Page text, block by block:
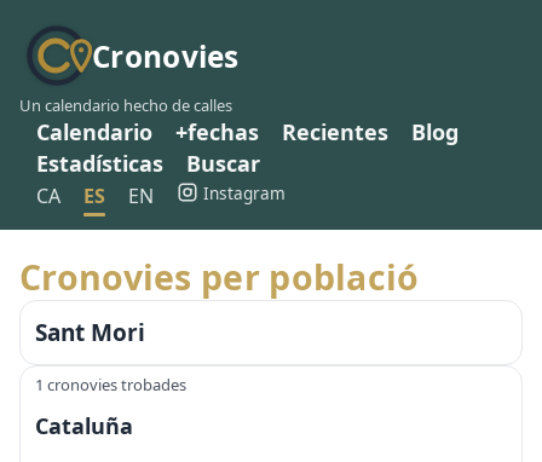
Cronovies
Un calendario hecho de calles
Calendario +fechas Recientes
Blog
Estadísticas
Buscar
CA ES EN Instagram
Cronovies per població
Sant Mori
1 cronovies trobades
Cataluña